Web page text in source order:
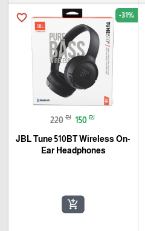
favorite_border -31%
220 ₪ 150 ₪
JBL Tune 510BT Wireless On-
Ear Headphones
add_shopping_cart